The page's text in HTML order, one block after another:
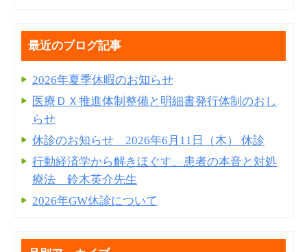
最近のブログ記事
2026年夏季休暇のお知らせ
医療ＤＸ推進体制整備と明細書発⾏体制のおし
らせ
休診のお知らせ 2026年6月11日（木） 休診
行動経済学から解きほぐす、患者の本音と対処
療法 鈴木英介先生
2026年GW休診について